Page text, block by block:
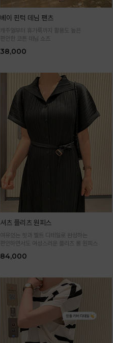
베이 핀턱 데님 팬츠
캐주얼부터 휴가룩까지 활용도 높은
편안한 코튼 데님 쇼츠
38,000
셔츠 플리츠 원피스
여유있는 핏과 벨트 디테일로 완성하는
편안하면서도 여성스러운 플리츠 롱 원피스
84,000